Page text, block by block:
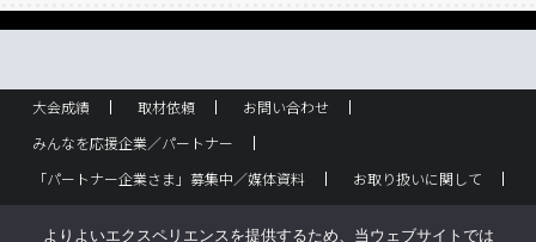
大会成績 取材依頼
お問い合わせ
みんなを応援企業／パートナー
「パートナー企業さま」募集中／媒体資料
お取り扱いに関して
よりよいエクスペリエンスを提供するため、当ウェブサイトでは